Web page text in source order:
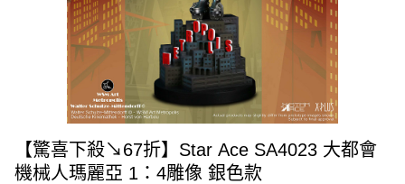
【驚喜下殺↘67折】Star Ace SA4023 大都會
機械人瑪麗亞 1：4雕像 銀色款